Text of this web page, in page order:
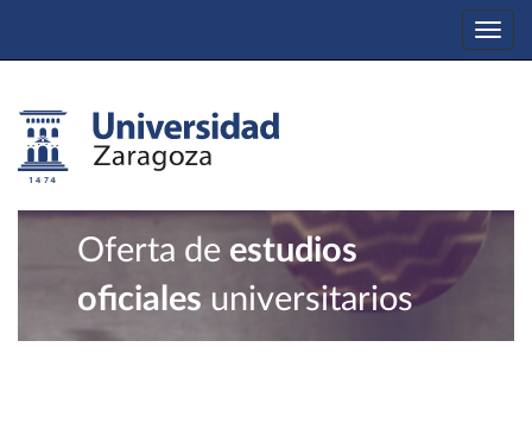
Oferta de estudios
oficiales universitarios